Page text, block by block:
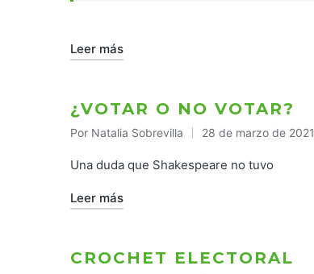
Leer más
¿VOTAR O NO VOTAR?
Publicado
por
Por Natalia Sobrevilla 28 de marzo de 2021
Una duda que Shakespeare no tuvo
Leer más
CROCHET ELECTORAL